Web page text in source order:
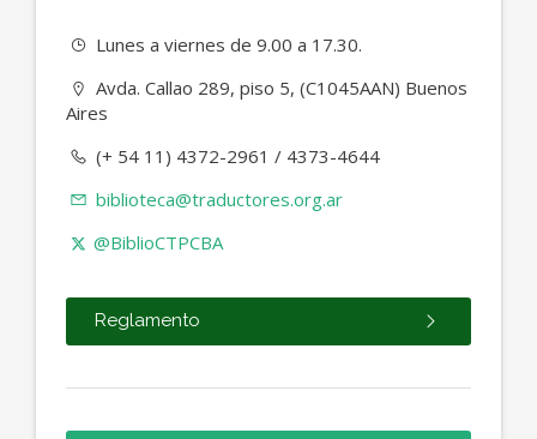
Lunes a viernes de 9.00 a 17.30.
Avda. Callao 289, piso 5, (C1045AAN) Buenos
Aires
(+ 54 11) 4372-2961 / 4373-4644
biblioteca@traductores.org.ar
@BiblioCTPCBA
Reglamento